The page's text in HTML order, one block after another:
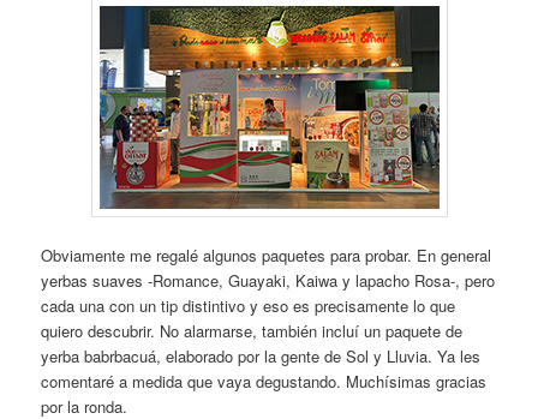
Obviamente me regalé algunos paquetes para probar. En general
yerbas suaves -Romance, Guayaki, Kaiwa y lapacho Rosa-, pero
cada una con un tip distintivo y eso es precisamente lo que
quiero descubrir. No alarmarse, también incluí un paquete de
yerba babrbacuá, elaborado por la gente de Sol y Lluvia. Ya les
comentaré a medida que vaya degustando. Muchísimas gracias
por la ronda.